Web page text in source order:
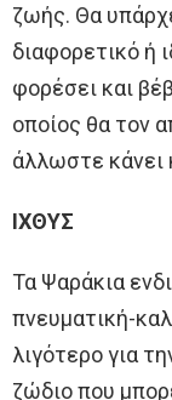
ζωής. Θα
διαφορετικό ή
φορέσει και
οποίος θα τον
άλλωστε κάνει
ΙΧΘΥΣ
Τα Ψαράκια
πνευματική-
λιγότερο για
ζώδιο που